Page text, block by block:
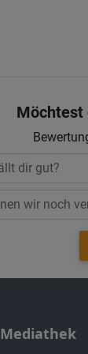
Möchtest
Mediathek